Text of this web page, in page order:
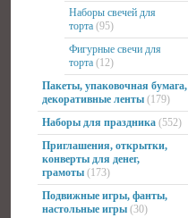
Наборы свечей для
торта (95)
Фигурные свечи для
торта (12)
Пакеты, упаковочная бумага,
декоративные ленты (179)
Наборы для праздника (552)
Приглашения, открытки,
конверты для денег,
грамоты (173)
Подвижные игры, фанты,
настольные игры (30)